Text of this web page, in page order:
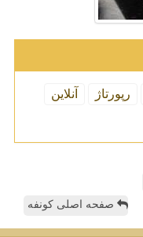
رپورتاژ
آنلاین
صفحه اصلی کونفه